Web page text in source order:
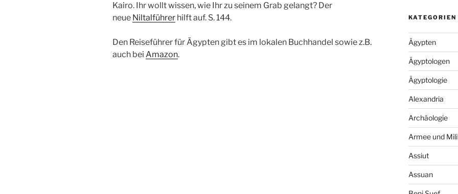
Kairo. Ihr wollt wissen, wie Ihr zu seinem Grab gelangt? Der
neue Niltalführer hilft auf. S. 144.
Den Reiseführer für Ägypten gibt es im lokalen Buchhandel sowie z.B.
auch bei Amazon.
KATEGORIEN
Ägypten
Ägyptologen
Ägyptologie
Alexandria
Archäologie
Armee und
Assiut
Assuan